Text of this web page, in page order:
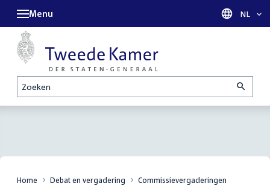
Zoeken
Menu Taal
NL
Home Debat en vergadering Commissievergaderingen